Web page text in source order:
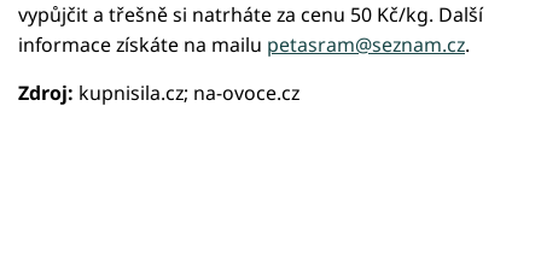
vypůjčit a třešně si natrháte za cenu 50 Kč/kg. Další
informace získáte na mailu petasram@seznam.cz.
Zdroj: kupnisila.cz; na-ovoce.cz